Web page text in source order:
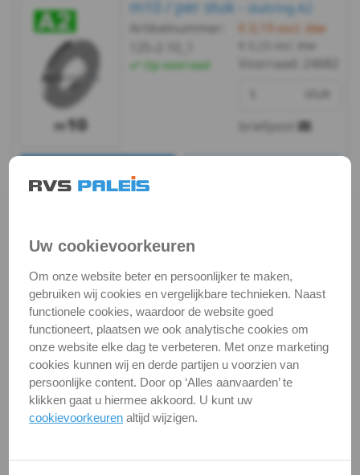
A2
-
m2,5
DIN
125A
-
-
m3
DIN
125A
-
A2
-
m10 / per stuk - sluitring A2
Artikelnummer:
Op voorraad
€ 0,19 excl. btw
incl. btw
Voorraad:
briefpost
10
€ 0,16 excl.btw
€ 0,17 excl.btw
m10 / verp. 100 st. -sluitring
A2
Artikelnummer:
125-2-10_100
Op voorraad
€ 9,48excl. btw
€ 11,47incl. btw
Voorraad:
briefpost
Uw cookievoorkeuren
Om onze website beter en persoonlijker te maken,
gebruiken wij cookies en vergelijkbare technieken. Naast
functionele cookies, waardoor de website goed
functioneert, plaatsen we ook analytische cookies om
onze website elke dag te verbeteren. Met onze marketing
cookies kunnen wij en derde partijen u voorzien van
persoonlijke content. Door op ‘Alles aanvaarden’ te
klikken gaat u hiermee akkoord. U kunt uw
cookievoorkeuren altijd wijzigen.